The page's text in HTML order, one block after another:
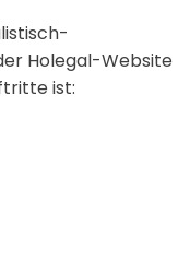
Holegal-Website
ist: